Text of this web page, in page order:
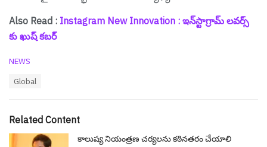
Also Read : Instagram New Innovation : ఇన్‌స్టాగ్రామ్ ల‌వ‌ర్స్
కు ఖుష్ క‌బ‌ర్
C
o
r
i
NEWS
:
Global
Related Content
కాలుష్య నియంత్రణ చర్యలను కఠినతరం చేయాలి